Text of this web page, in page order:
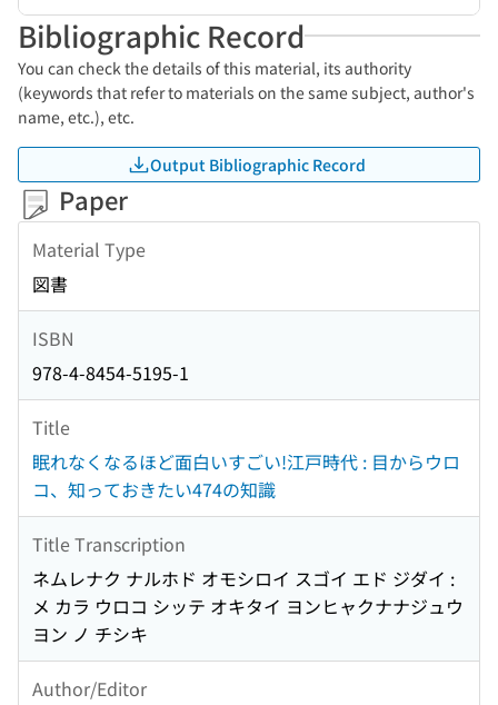
Bibliographic Record
You can check the details of this material, its authority
(keywords that refer to materials on the same subject, author's
name, etc.), etc.
Output Bibliographic Record
Paper
Material Type
図書
ISBN
978-4-8454-5195-1
Title
眠れなくなるほど面白いすごい!江戸時代 : 目からウロ
コ、知っておきたい474の知識
Title Transcription
ネムレナク ナルホド オモシロイ スゴイ エド ジダイ :
メ カラ ウロコ シッテ オキタイ ヨンヒャクナナジュウ
ヨン ノ チシキ
Author/Editor